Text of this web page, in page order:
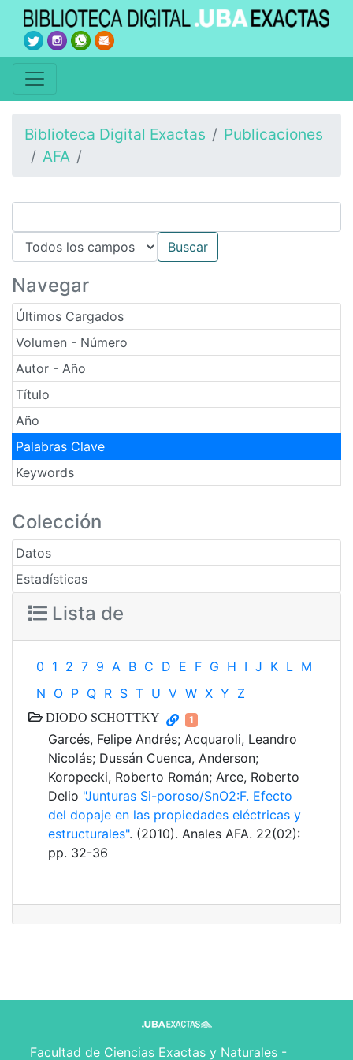
Biblioteca Digital Exactas
Publicaciones
AFA
Navegar
Últimos Cargados
Volumen - Número
Autor - Año
Título
Año
Palabras Clave
Keywords
Colección
Datos
Estadísticas
Lista de
0 1 2 7 9 A B C D E F G H I J K L M
N O P Q R S T U V W X Y Z
DIODO SCHOTTKY 1
Garcés, Felipe Andrés; Acquaroli, Leandro
Nicolás; Dussán Cuenca, Anderson;
Koropecki, Roberto Román; Arce, Roberto
Delio "Junturas Si-poroso/SnO2:F. Efecto
del dopaje en las propiedades eléctricas y
estructurales". (2010). Anales AFA. 22(02):
pp. 32-36
Facultad de Ciencias Exactas y Naturales -